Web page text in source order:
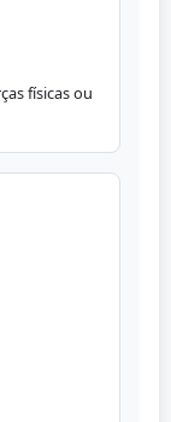
físicas ou